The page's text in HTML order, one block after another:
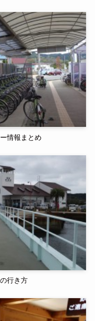
情報まとめ
行き方